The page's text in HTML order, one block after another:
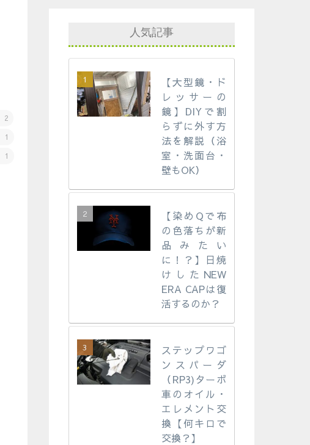
2
1
1
人気記事
【大型鏡・ド
レッサーの
鏡】DIYで割
らずに外す方
法を解説（浴
室・洗面台・
壁もOK）
【染めQで布
の色落ちが新
品みたい
に！？】日焼
けしたNEW
ERA CAPは復
活するのか？
ステップワゴ
ンスパーダ
（RP3)ターボ
車のオイル・
エレメント交
換【何キロで
交換？】